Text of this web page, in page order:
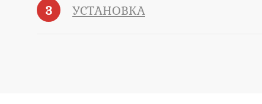
3 УСТАНОВКА